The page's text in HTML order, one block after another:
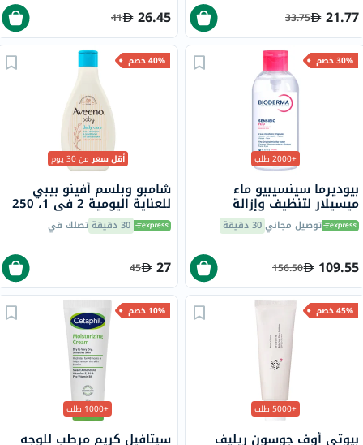
21.77
33.75
26.45
41
30% خصم
+2000 طلب
بيوديرما سينسيبيو ماء
ميسيلار لتنظيف وإزالة
المكياج 850 ملتوصيل مجاني30 دقيقة
109.55
156.50
40% خصم
أقل سعرمن 30 يوم
شامبو وبلسم أفينو بيبي
للعناية اليومية 2 في 1، 250
مل 30 دقيقة تصلك في
27
45
45% خصم
+5000 طلب
بيوتي أوف جوسون ريليف
10% خصم
+1000 طلب
سيتافيل كريم مرطب للوجه